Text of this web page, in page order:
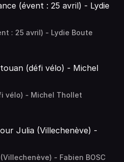
(évent : 25 avril) - Lydie
: 25 avril) - Lydie Boute
(défi vélo) - Michel
vélo) - Michel Thollet
Julia (Villechenève) -
- Fabien BOSC